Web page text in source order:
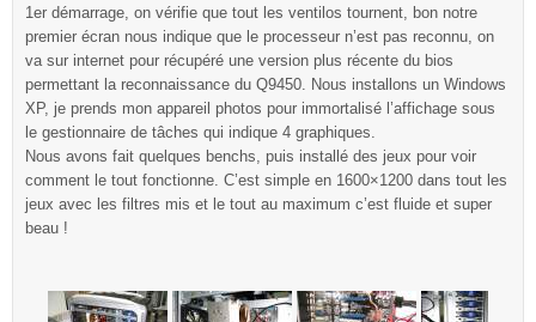
1er démarrage, on vérifie que tout les ventilos tournent, bon notre
premier écran nous indique que le processeur n’est pas reconnu, on
va sur internet pour récupéré une version plus récente du bios
permettant la reconnaissance du Q9450. Nous installons un Windows
XP, je prends mon appareil photos pour immortalisé l’affichage sous
le gestionnaire de tâches qui indique 4 graphiques.
Nous avons fait quelques benchs, puis installé des jeux pour voir
comment le tout fonctionne. C’est simple en 1600×1200 dans tout les
jeux avec les filtres mis et le tout au maximum c’est fluide et super
beau !